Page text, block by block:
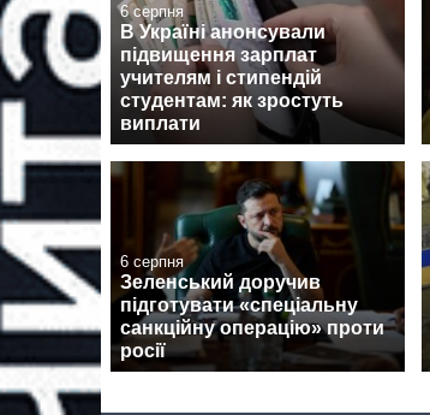
6 серпня
В Україні анонсували
підвищення зарплат
учителям і стипендій
студентам: як зростуть
виплати
6 серпня
Зеленський доручив
підготувати «спеціальну
санкційну операцію» проти
росії